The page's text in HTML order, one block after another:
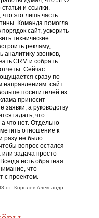
статьи и ссылки.
что это лишь часть
Команда помогла
сайт, ускорить
технические
рекламу,
аналитику звонков,
CRM и собрать
Сейчас
сразу по
направлениям: сайт
посетителей из
приносит
заявки, а руководству
гадать, что
а что нет. Отдельно
отношение к
разу не было
вопрос остался
или задача просто
есть обратная
что
с проектом.
от: Королёв Александр